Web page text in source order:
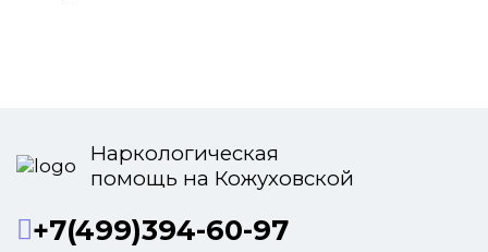
Наркологическая
помощь на Кожуховской
+7(499)394-60-97